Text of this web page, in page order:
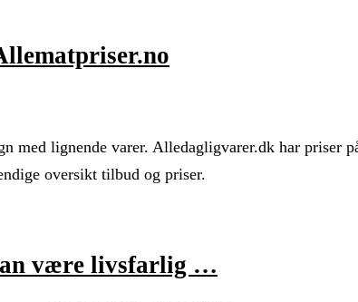
med lignende varer. Alledagligvarer.dk har priser
oversikt tilbud og priser.
være livsfarlig …